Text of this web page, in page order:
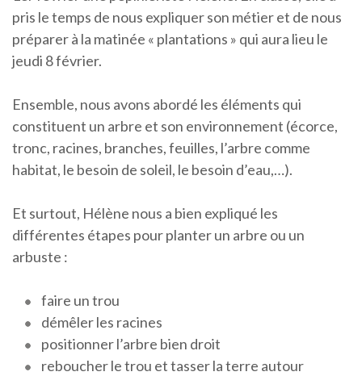
pris le temps de nous expliquer son métier et de nous
préparer à la matinée « plantations » qui aura lieu le
jeudi 8 février.
Ensemble, nous avons abordé les éléments qui
constituent un arbre et son environnement (écorce,
tronc, racines, branches, feuilles, l’arbre comme
habitat, le besoin de soleil, le besoin d’eau,…).
Et surtout, Hélène nous a bien expliqué les
différentes étapes pour planter un arbre ou un
arbuste :
faire un trou
démêler les racines
positionner l’arbre bien droit
reboucher le trou et tasser la terre autour